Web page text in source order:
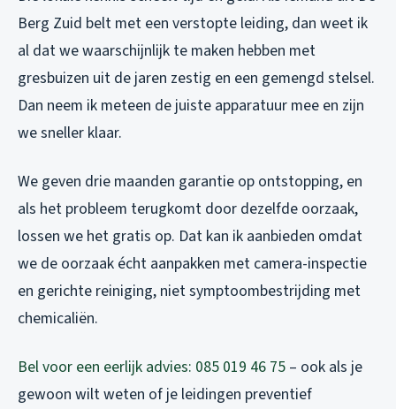
Berg Zuid belt met een verstopte leiding, dan weet ik
al dat we waarschijnlijk te maken hebben met
gresbuizen uit de jaren zestig en een gemengd stelsel.
Dan neem ik meteen de juiste apparatuur mee en zijn
we sneller klaar.
We geven drie maanden garantie op ontstopping, en
als het probleem terugkomt door dezelfde oorzaak,
lossen we het gratis op. Dat kan ik aanbieden omdat
we de oorzaak écht aanpakken met camera-inspectie
en gerichte reiniging, niet symptoombestrijding met
chemicaliën.
Bel voor een eerlijk advies: 085 019 46 75 – ook als je
gewoon wilt weten of je leidingen preventief